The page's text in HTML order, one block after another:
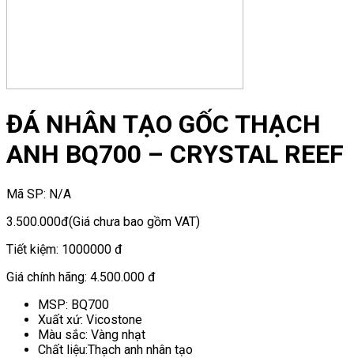
ĐÁ NHÂN TẠO GỐC THẠCH
ANH BQ700 – CRYSTAL REEF
Mã SP: N/A
3.500.000đ(Giá chưa bao gồm VAT)
Tiết kiệm: 1000000 đ
Giá chính hãng: 4.500.000 đ
MSP: BQ700
Xuất xứ: Vicostone
Màu sắc: Vàng nhạt
Chất liệu:Thạch anh nhân tạo